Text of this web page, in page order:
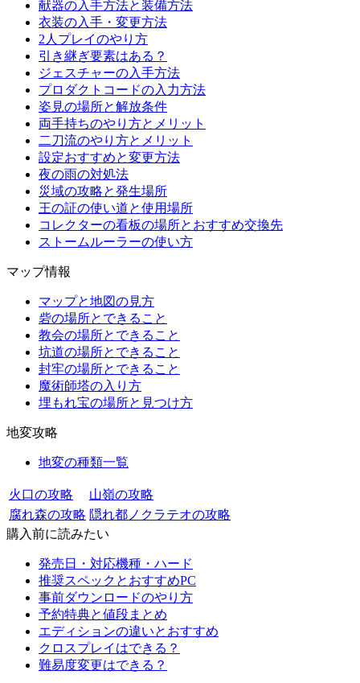
献器の入手方法と装備方法
衣装の入手・変更方法
2人プレイのやり方
引き継ぎ要素はある？
ジェスチャーの入手方法
プロダクトコードの入力方法
姿見の場所と解放条件
両手持ちのやり方とメリット
二刀流のやり方とメリット
設定おすすめと変更方法
夜の雨の対処法
災域の攻略と発生場所
王の証の使い道と使用場所
コレクターの看板の場所とおすすめ交換先
ストームルーラーの使い方
マップ情報
マップと地図の見方
砦の場所とできること
教会の場所とできること
坑道の場所とできること
封牢の場所とできること
魔術師塔の入り方
埋もれ宝の場所と見つけ方
地変攻略
地変の種類一覧
火口の攻略
山嶺の攻略
腐れ森の攻略 隠れ都ノクラテオの攻略
購入前に読みたい
発売日・対応機種・ハード
推奨スペックとおすすめPC
事前ダウンロードのやり方
予約特典と値段まとめ
エディションの違いとおすすめ
クロスプレイはできる？
難易度変更はできる？